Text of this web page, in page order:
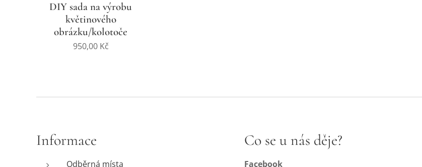
DIY sada na výrobu
květinového
obrázku/kolotoče
950,00Kč
Informace
Odběrná místa
Co se u nás děje?
Facebook